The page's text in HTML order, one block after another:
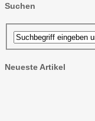
Suchen
Neueste Artikel